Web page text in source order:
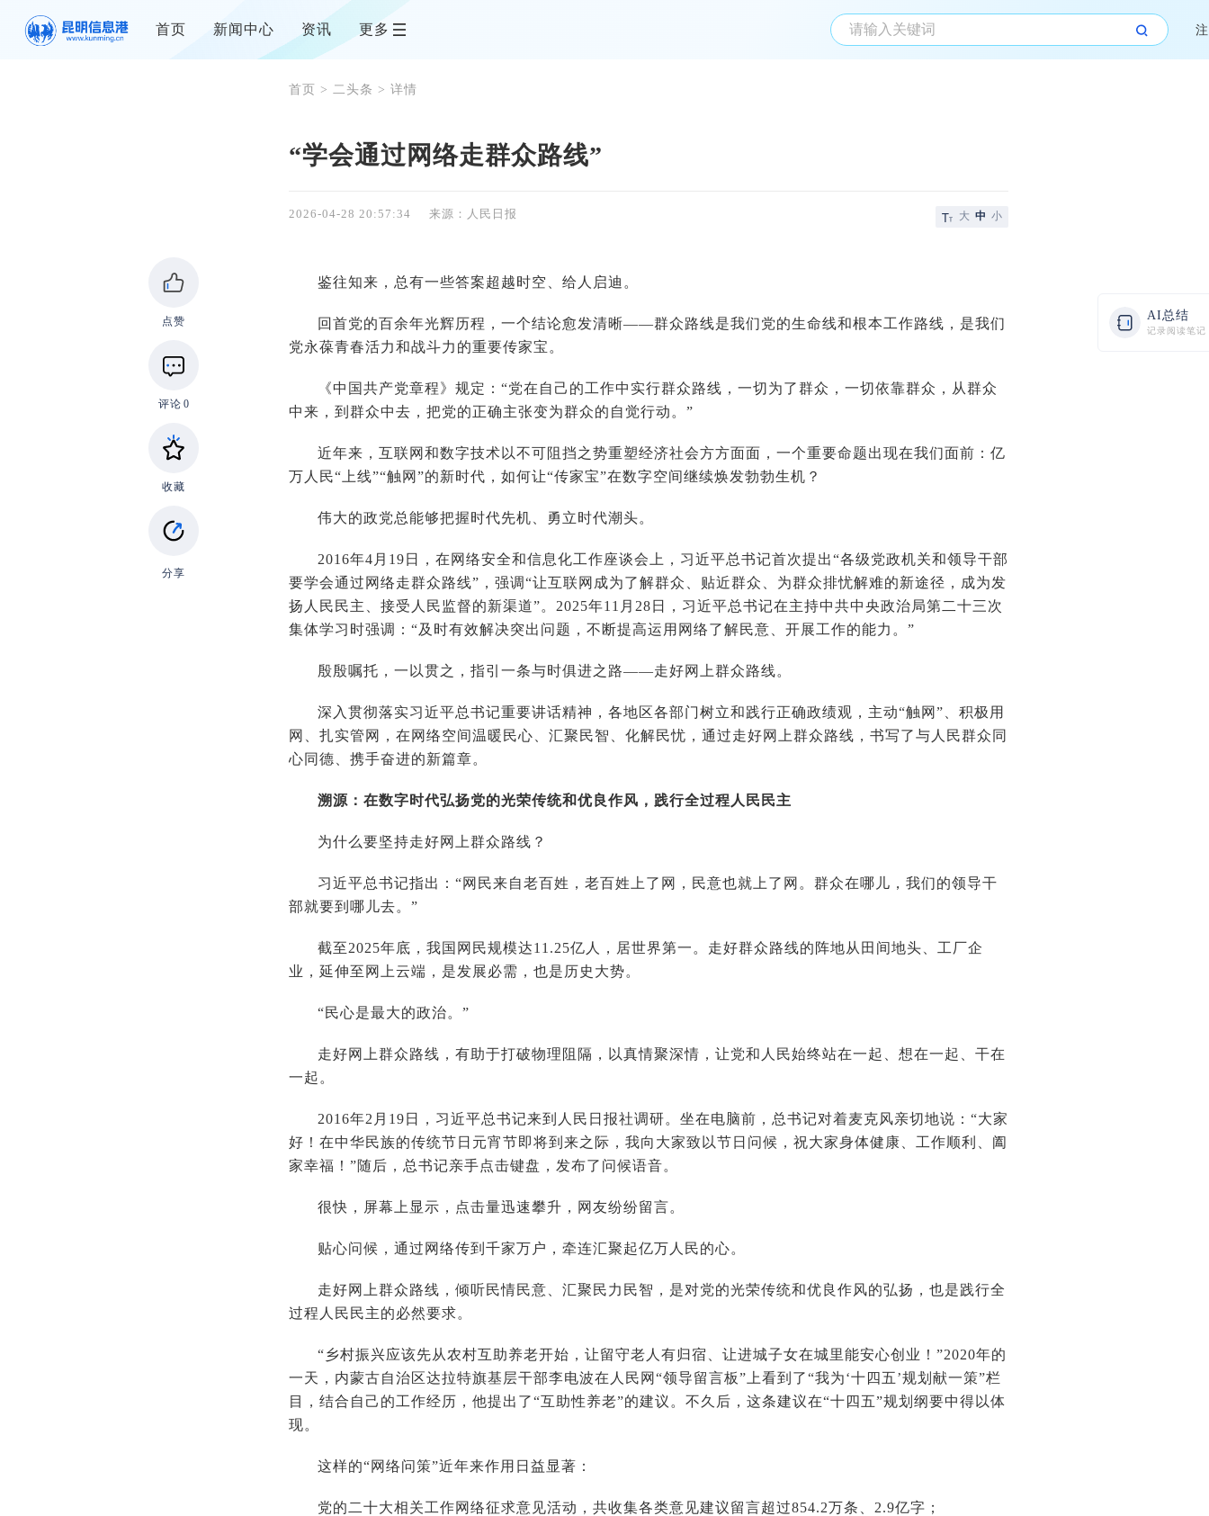
首页 新闻中心 资讯 更多
点赞
评论 0
收藏
分享
AI总结
记录阅读笔记
首页 > 二头条 > 详情
“学会通过网络走群众路线”
2026-04-28 20:57:34 来源：人民日报 大 中 小
鉴往知来，总有一些答案超越时空、给人启迪。
回首党的百余年光辉历程，一个结论愈发清晰——群众路线是我们党的生命线和根本工作路线，是我们
党永葆青春活力和战斗力的重要传家宝。
《中国共产党章程》规定：“党在自己的工作中实行群众路线，一切为了群众，一切依靠群众，从群众
中来，到群众中去，把党的正确主张变为群众的自觉行动。”
近年来，互联网和数字技术以不可阻挡之势重塑经济社会方方面面，一个重要命题出现在我们面前：亿
万人民“上线”“触网”的新时代，如何让“传家宝”在数字空间继续焕发勃勃生机？
伟大的政党总能够把握时代先机、勇立时代潮头。
2016年4月19日，在网络安全和信息化工作座谈会上，习近平总书记首次提出“各级党政机关和领导干部
要学会通过网络走群众路线”，强调“让互联网成为了解群众、贴近群众、为群众排忧解难的新途径，成为发
扬人民民主、接受人民监督的新渠道”。2025年11月28日，习近平总书记在主持中共中央政治局第二十三次
集体学习时强调：“及时有效解决突出问题，不断提高运用网络了解民意、开展工作的能力。”
殷殷嘱托，一以贯之，指引一条与时俱进之路——走好网上群众路线。
深入贯彻落实习近平总书记重要讲话精神，各地区各部门树立和践行正确政绩观，主动“触网”、积极用
网、扎实管网，在网络空间温暖民心、汇聚民智、化解民忧，通过走好网上群众路线，书写了与人民群众同
心同德、携手奋进的新篇章。
溯源：在数字时代弘扬党的光荣传统和优良作风，践行全过程人民民主
为什么要坚持走好网上群众路线？
习近平总书记指出：“网民来自老百姓，老百姓上了网，民意也就上了网。群众在哪儿，我们的领导干
部就要到哪儿去。”
截至2025年底，我国网民规模达11.25亿人，居世界第一。走好群众路线的阵地从田间地头、工厂企
业，延伸至网上云端，是发展必需，也是历史大势。
“民心是最大的政治。”
走好网上群众路线，有助于打破物理阻隔，以真情聚深情，让党和人民始终站在一起、想在一起、干在
一起。
2016年2月19日，习近平总书记来到人民日报社调研。坐在电脑前，总书记对着麦克风亲切地说：“大家
好！在中华民族的传统节日元宵节即将到来之际，我向大家致以节日问候，祝大家身体健康、工作顺利、阖
家幸福！”随后，总书记亲手点击键盘，发布了问候语音。
很快，屏幕上显示，点击量迅速攀升，网友纷纷留言。
贴心问候，通过网络传到千家万户，牵连汇聚起亿万人民的心。
走好网上群众路线，倾听民情民意、汇聚民力民智，是对党的光荣传统和优良作风的弘扬，也是践行全
过程人民民主的必然要求。
“乡村振兴应该先从农村互助养老开始，让留守老人有归宿、让进城子女在城里能安心创业！”2020年的
一天，内蒙古自治区达拉特旗基层干部李电波在人民网“领导留言板”上看到了“我为‘十四五’规划献一策”栏
目，结合自己的工作经历，他提出了“互助性养老”的建议。不久后，这条建议在“十四五”规划纲要中得以体
现。
这样的“网络问策”近年来作用日益显著：
党的二十大相关工作网络征求意见活动，共收集各类意见建议留言超过854.2万条、2.9亿字；